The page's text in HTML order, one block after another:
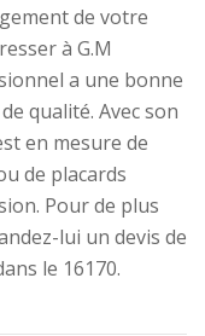
de votre
à G.M
a une bonne
qualité. Avec son
en mesure de
de placards
Pour de plus
lui un devis de
le 16170.